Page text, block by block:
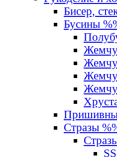
Бисер,
Бусины
Стразы